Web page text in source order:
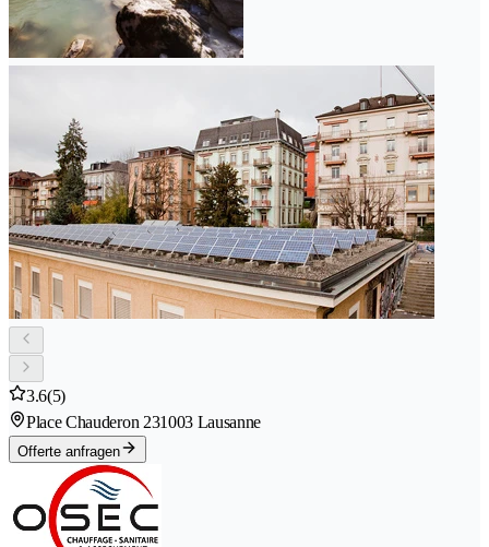
3.6(5)
Place Chauderon 231003 Lausanne
Offerte anfragen